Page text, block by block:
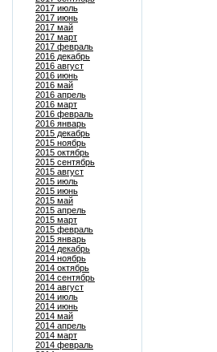
2017 июль
2017 июнь
2017 май
2017 март
2017 февраль
2016 декабрь
2016 август
2016 июнь
2016 май
2016 апрель
2016 март
2016 февраль
2016 январь
2015 декабрь
2015 ноябрь
2015 октябрь
2015 сентябрь
2015 август
2015 июль
2015 июнь
2015 май
2015 апрель
2015 март
2015 февраль
2015 январь
2014 декабрь
2014 ноябрь
2014 октябрь
2014 сентябрь
2014 август
2014 июль
2014 июнь
2014 май
2014 апрель
2014 март
2014 февраль